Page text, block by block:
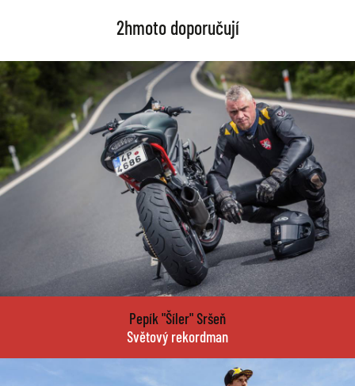
2hmoto doporučují
Pepík "Šíler" Sršeň
Světový rekordman